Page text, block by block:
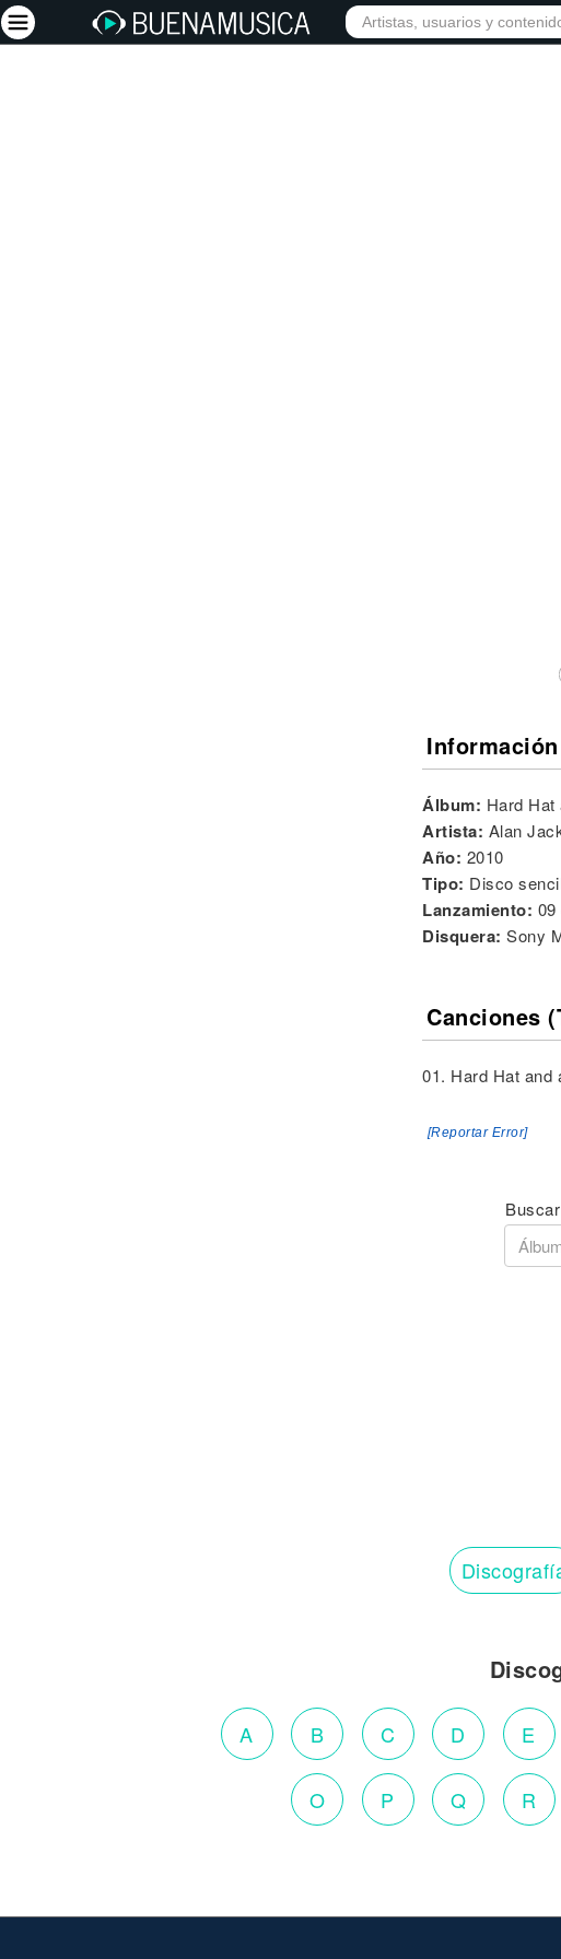
INICIO
Álbum: Hard
Artista: Alan
Año: 2010
Tipo: Disco
Lanzamiento: 09
Disquera:Sony
Canciones
01. Hard Hat and
[Reportar Error]
A B C D E
O P Q R